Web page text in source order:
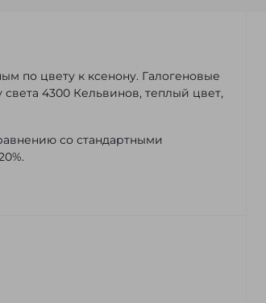
по цвету к ксенону. Галогеновые
4300 Кельвинов, теплый цвет,
со стандартными